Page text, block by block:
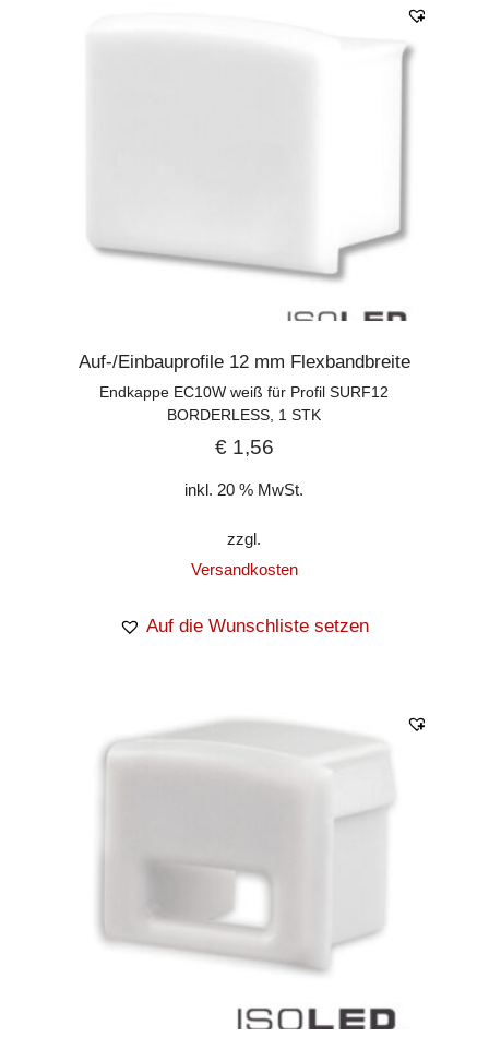
Auf-/Einbauprofile 12 mm Flexbandbreite
Endkappe EC10W weiß für Profil SURF12
BORDERLESS, 1 STK
€1,56
inkl. 20 % MwSt.
zzgl.
Versandkosten
Auf die Wunschliste setzen